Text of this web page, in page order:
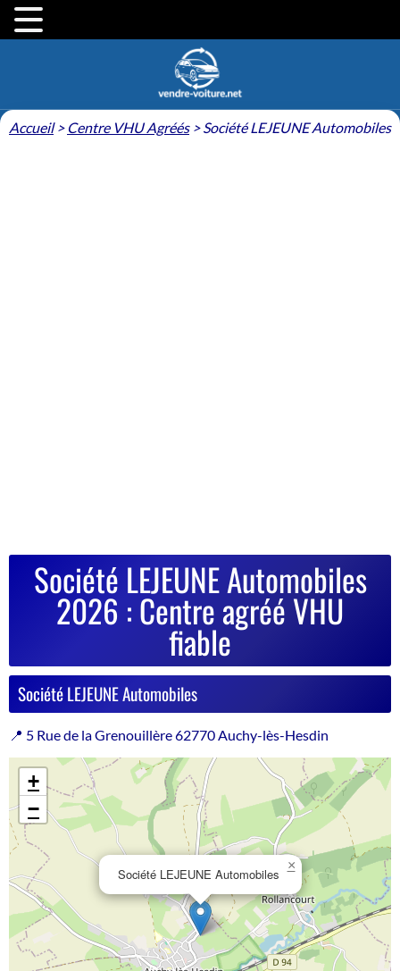
Accueil> Centre VHU Agréés>Société LEJEUNE Automobiles
Société LEJEUNE Automobiles
2026 : Centre agréé VHU
fiable
Société LEJEUNE Automobiles
📍 5 Rue de la Grenouillère 62770 Auchy-lès-Hesdin
Société LEJEUNE Automobiles
×
+
−